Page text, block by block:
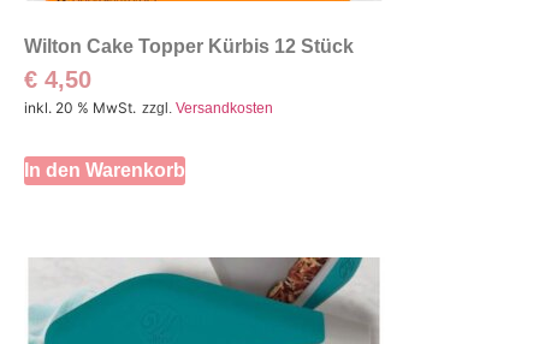
Wilton Cake Topper Kürbis 12 Stück
€ 4,50
inkl. 20 % MwSt. zzgl. Versandkosten
In den Warenkorb